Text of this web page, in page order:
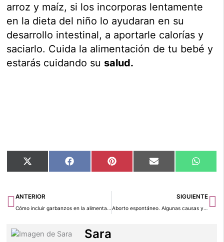
arroz y maíz, si los incorporas lentamente
en la dieta del niño lo ayudaran en su
desarrollo intestinal, a aportarle calorías y
saciarlo. Cuida la alimentación de tu bebé y
estarás cuidando su salud.
Compartir
en
X
(Twitter)
Compartir
en
Facebook Compartir
en
Pinterest Compartir
en
Email
en
Ant
ANTERIOR
Cómo incluir garbanzos en la alimentación del bebé
SIGUIENTE
Aborto espontáneo. Algunas causas y síntomas
Sara